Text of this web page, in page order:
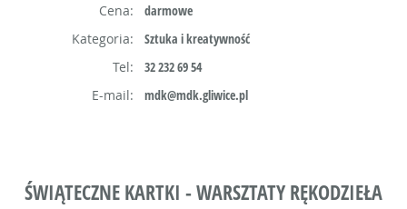
Cena:
darmowe
Kategoria:
Sztuka i kreatywność
Tel:
32 232 69 54
E-mail:
mdk@mdk.gliwice.pl
ŚWIĄTECZNE KARTKI - WARSZTATY RĘKODZIEŁA